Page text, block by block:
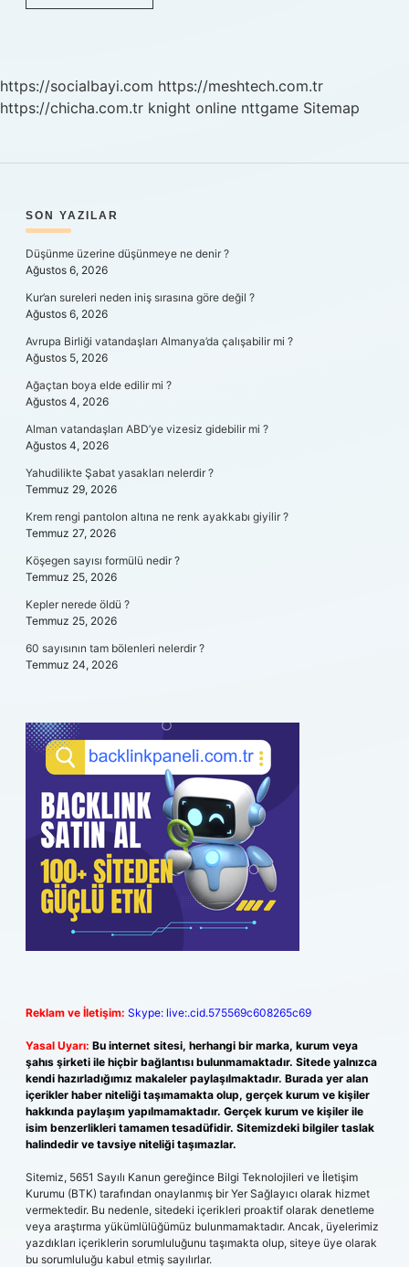
Az
https://socialbayi.com https://meshtech.com.tr
https://chicha.com.tr knight online nttgame Sitemap
SIDEBAR
SON YAZILAR
Düşünme üzerine düşünmeye ne denir ?
Ağustos 6, 2026
Kur’an sureleri neden iniş sırasına göre değil ?
Ağustos 6, 2026
Avrupa Birliği vatandaşları Almanya’da çalışabilir mi ?
Ağustos 5, 2026
Ağaçtan boya elde edilir mi ?
Ağustos 4, 2026
Alman vatandaşları ABD’ye vizesiz gidebilir mi ?
Ağustos 4, 2026
Yahudilikte Şabat yasakları nelerdir ?
Temmuz 29, 2026
Krem rengi pantolon altına ne renk ayakkabı giyilir ?
Temmuz 27, 2026
Köşegen sayısı formülü nedir ?
Temmuz 25, 2026
Kepler nerede öldü ?
Temmuz 25, 2026
60 sayısının tam bölenleri nelerdir ?
Temmuz 24, 2026
Reklam ve İletişim: Skype: live:.cid.575569c608265c69
Yasal Uyarı: Bu internet sitesi, herhangi bir marka, kurum veya
şahıs şirketi ile hiçbir bağlantısı bulunmamaktadır. Sitede yalnızca
kendi hazırladığımız makaleler paylaşılmaktadır. Burada yer alan
içerikler haber niteliği taşımamakta olup, gerçek kurum ve kişiler
hakkında paylaşım yapılmamaktadır. Gerçek kurum ve kişiler ile
isim benzerlikleri tamamen tesadüfidir. Sitemizdeki bilgiler taslak
halindedir ve tavsiye niteliği taşımazlar.
Sitemiz, 5651 Sayılı Kanun gereğince Bilgi Teknolojileri ve İletişim
Kurumu (BTK) tarafından onaylanmış bir Yer Sağlayıcı olarak hizmet
vermektedir. Bu nedenle, sitedeki içerikleri proaktif olarak denetleme
veya araştırma yükümlülüğümüz bulunmamaktadır. Ancak, üyelerimiz
yazdıkları içeriklerin sorumluluğunu taşımakta olup, siteye üye olarak
bu sorumluluğu kabul etmiş sayılırlar.